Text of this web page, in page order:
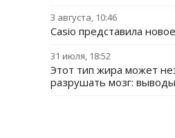
3 августа, 10:46
Casio представила
31 июля, 18:52
Этот тип жира может
разрушать мозг: